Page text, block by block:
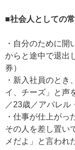
■社会人としての
・自分のために開
からと途中で退出
券）
・新入社員のと
イ、チーズ」と声
／23歳／アパレル
・仕事が仕上がっ
その人を差し置い
メだよ」と言われ